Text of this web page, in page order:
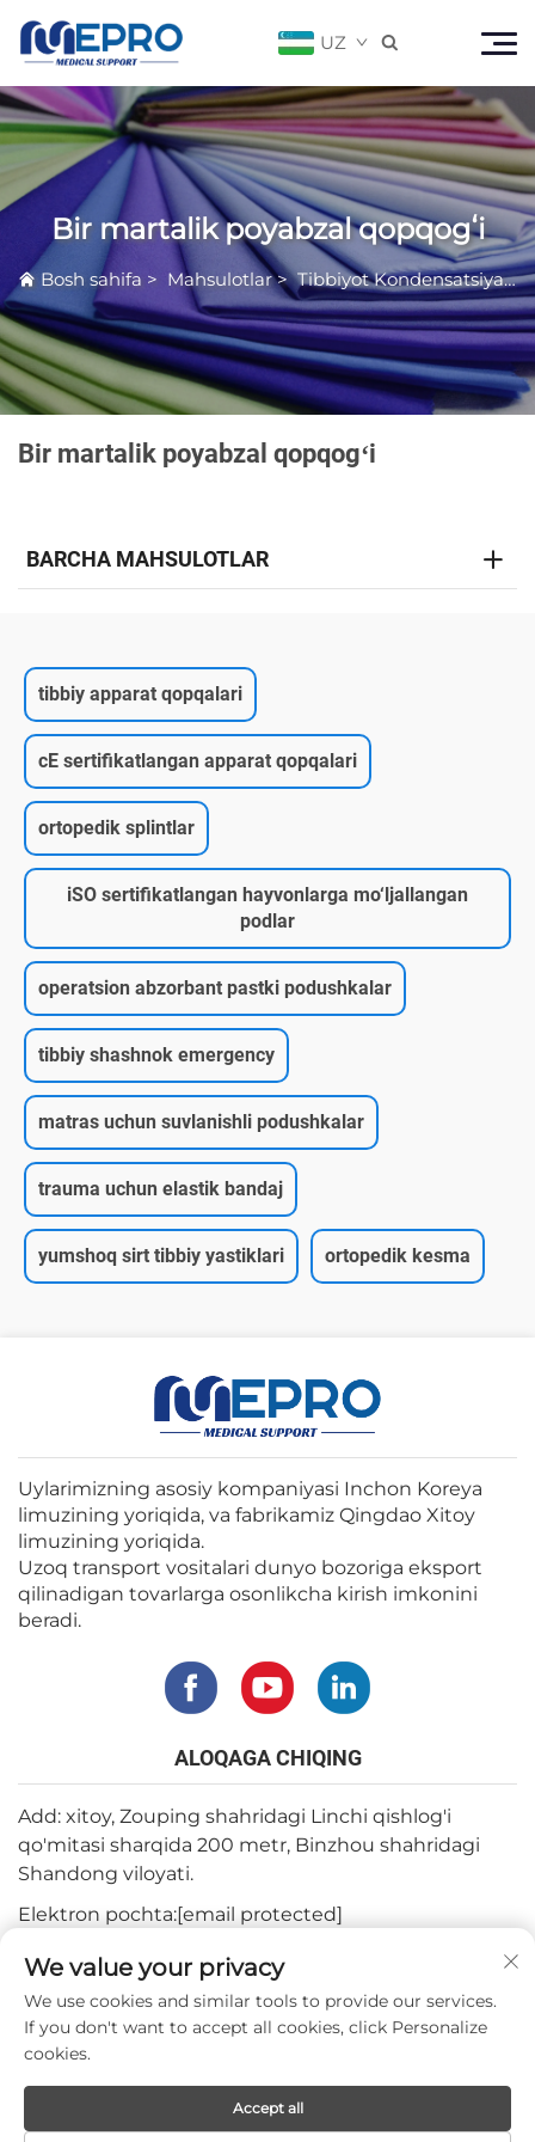
UZ 
Bir martalik poyabzal qopqogʻi
Bosh sahifa > Mahsulotlar>Tibbiyot Kondensatsiya Mahsuli
Bir martalik poyabzal qopqogʻi
BARCHA MAHSULOTLAR
tibbiy apparat qopqalari
cE sertifikatlangan apparat qopqalari
ortopedik splintlar
iSO sertifikatlangan hayvonlarga mo‘ljallangan
podlar
operatsion abzorbant pastki podushkalar
tibbiy shashnok emergency
matras uchun suvlanishli podushkalar
trauma uchun elastik bandaj
yumshoq sirt tibbiy yastiklari ortopedik kesma
Uylarimizning asosiy kompaniyasi Inchon Koreya
limuzining yoriqida, va fabrikamiz Qingdao Xitoy
limuzining yoriqida.
Uzoq transport vositalari dunyo bozoriga eksport
qilinadigan tovarlarga osonlikcha kirish imkonini
beradi.
ALOQAGA CHIQING
Add: xitoy, Zouping shahridagi Linchi qishlog'i
qo'mitasi sharqida 200 metr, Binzhou shahridagi
Shandong viloyati.
Elektron pochta:[email protected]
Tel:+82-3180427370
Telefon:+86-15564344404
WhatsApp: +82-1022396668
Mualliflik huquqi © 2024 Mepro Medical Co., Ltd.
We value your privacy
We use cookies and similar tools to provide our services.
If you don't want to accept all cookies, click Personalize
cookies.
Accept all